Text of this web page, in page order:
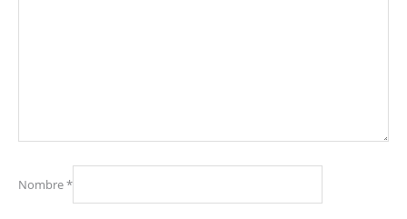
Nombre*